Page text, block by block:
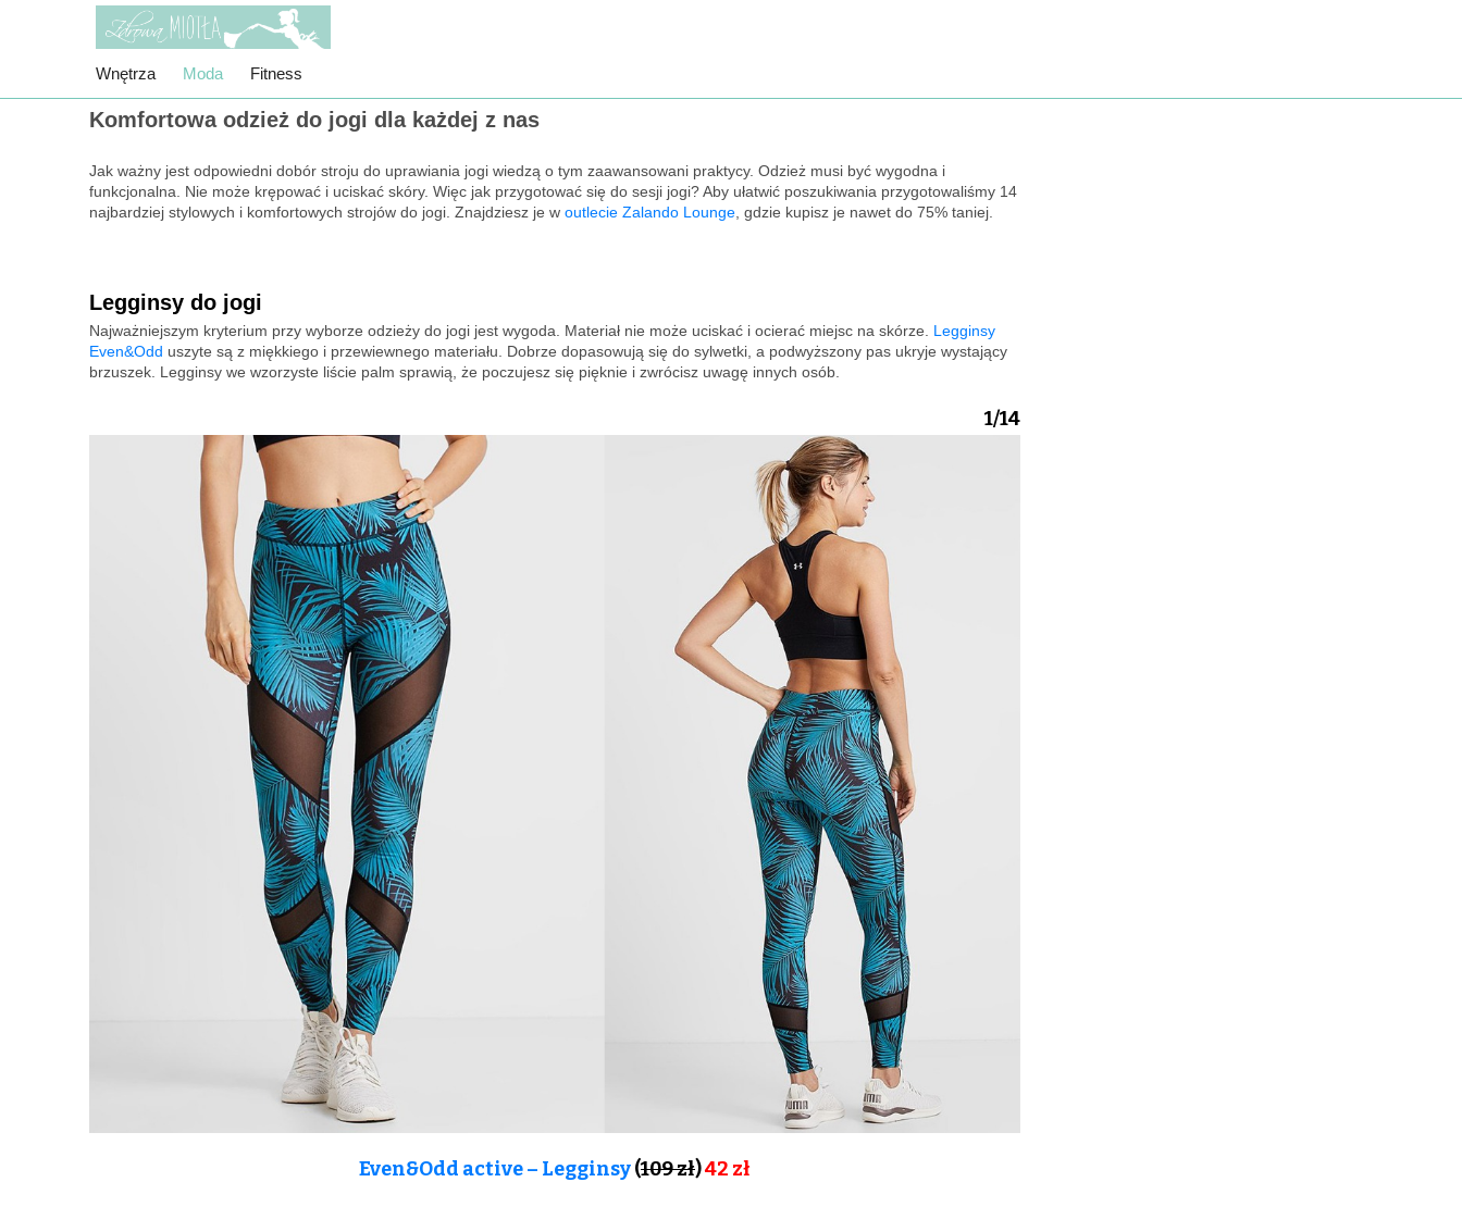
Wnętrza Moda Fitness
Komfortowa odzież do jogi dla każdej z nas
Jak ważny jest odpowiedni dobór stroju do uprawiania jogi wiedzą o tym zaawansowani praktycy. Odzież musi być wygodna i
funkcjonalna. Nie może krępować i uciskać skóry. Więc jak przygotować się do sesji jogi? Aby ułatwić poszukiwania przygotowaliśmy 14
najbardziej stylowych i komfortowych strojów do jogi. Znajdziesz je w outlecie Zalando Lounge , gdzie kupisz je nawet do 75% taniej.
Legginsy do jogi
Najważniejszym kryterium przy wyborze odzieży do jogi jest wygoda. Materiał nie może uciskać i ocierać miejsc na skórze. Legginsy
Even&Odd uszyte są z miękkiego i przewiewnego materiału. Dobrze dopasowują się do sylwetki, a podwyższony pas ukryje wystający
brzuszek. Legginsy we wzorzyste liście palm sprawią, że poczujesz się pięknie i zwrócisz uwagę innych osób.
1/14
Even&Odd active – Legginsy(109 zł)42 zł